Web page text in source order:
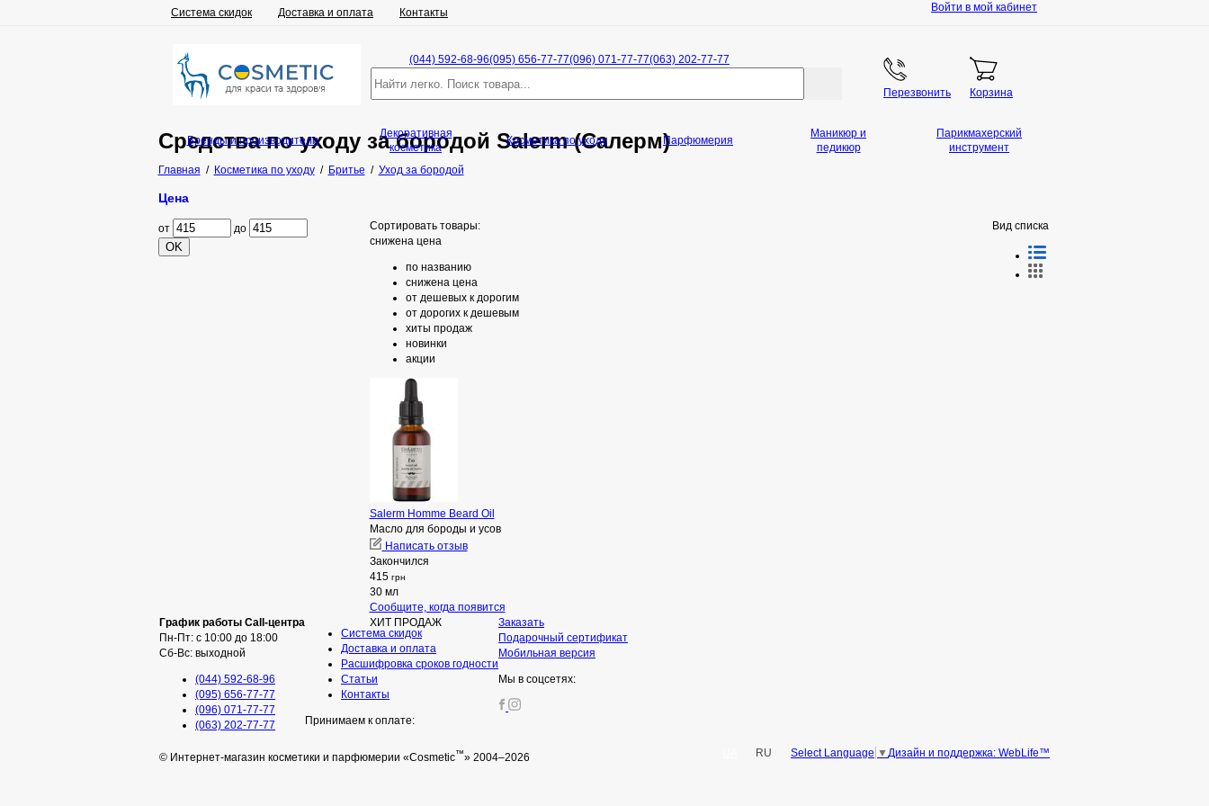
Система скидок Доставка и оплата Контакты Войти в мой кабинет
(044) 592-68-96(095) 656-77-77(096) 071-77-77(063) 202-77-77
Перезвонить Корзина
Средства по уходу за бородой Salerm (Салерм)
Главная / Косметика по уходу/ Бритье / Уход за бородой
Вид списка
Сортировать товары:
снижена цена
по названию
снижена цена
от дешевых к дорогим
от дорогих к дешевым
хиты продаж
новинки
акции
Salerm Homme Beard Oil
Масло для бороды и усов
Написать отзыв
Закончился
415 грн
30 мл
Сообщите, когда появится
ХИТ ПРОДАЖ
Бренды и производители
Декоративная
косметика
Косметика по уходу Парфюмерия
Маникюр и
педикюр
Парикмахерский
инструмент
Цена
от до
OK
График работы Call-центра
Пн-Пт: с 10:00 до 18:00
Сб-Вс: выходной
(044) 592-68-96
(095) 656-77-77
(096) 071-77-77
(063) 202-77-77
Система скидок
Доставка и оплата
Расшифровка сроков годности
Статьи
Контакты
Принимаем к оплате:
Заказать
Подарочный сертификат
Мобильная версия
Мы в соцсетях:
© Интернет-магазин косметики и парфюмерии «Cosmetic™» 2004–2026 Дизайн и поддержка: WebLife™
Select Language ▼
RU